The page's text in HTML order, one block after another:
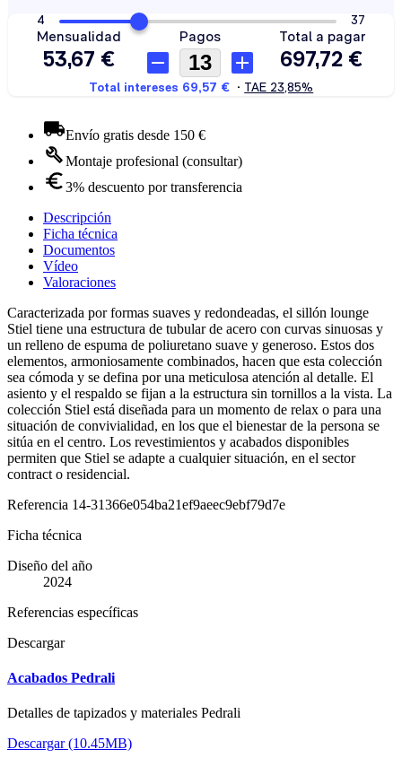
Envío gratis desde 150 €
Montaje profesional (consultar)
3% descuento por transferencia
Descripción
Ficha técnica
Documentos
Vídeo
Valoraciones
Caracterizada por formas suaves y redondeadas, el sillón lounge
Stiel tiene una estructura de tubular de acero con curvas sinuosas y
un relleno de espuma de poliuretano suave y generoso. Estos dos
elementos, armoniosamente combinados, hacen que esta colección
sea cómoda y se defina por una meticulosa atención al detalle. El
asiento y el respaldo se fijan a la estructura sin tornillos a la vista. La
colección Stiel está diseñada para un momento de relax o para una
situación de convivialidad, en los que el bienestar de la persona se
sitúa en el centro. Los revestimientos y acabados disponibles
permiten que Stiel se adapte a cualquier situación, en el sector
contract o residencial.
Referencia 14-31366e054ba21ef9aeec9ebf79d7e
Ficha técnica
Diseño del año
2024
Referencias específicas
Descargar
Acabados Pedrali
Detalles de tapizados y materiales Pedrali
Descargar (10.45MB)